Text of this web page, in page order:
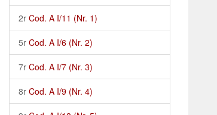
2r Cod. A I/11 (Nr. 1)
5r Cod. A I/6 (Nr. 2)
7r Cod. A I/7 (Nr. 3)
8r Cod. A I/9 (Nr. 4)